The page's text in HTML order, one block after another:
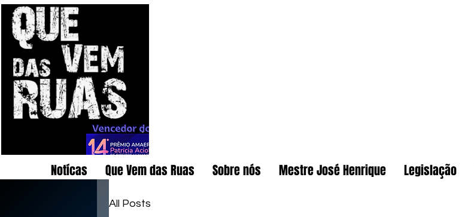
Notícas Que Vem das Ruas Sobre nós Mestre José Henrique Legislação
All Posts